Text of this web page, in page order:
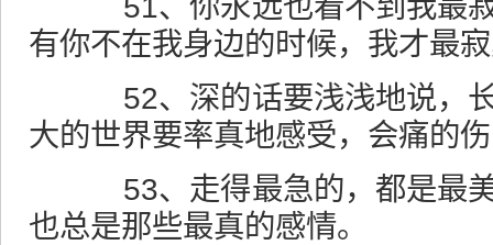
有你不在我身边的时候，我才最
52、深的话要浅浅地说，长
大的世界要率真地感受，会痛的
53、走得最急的，都是最美
也总是那些最真的感情。